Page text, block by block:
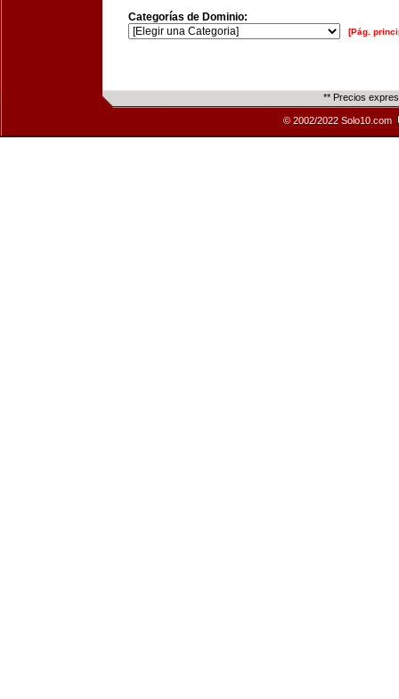
Categorías de Dominio:
[Pág.
** Precios
© 2002/2022 Solo10.com